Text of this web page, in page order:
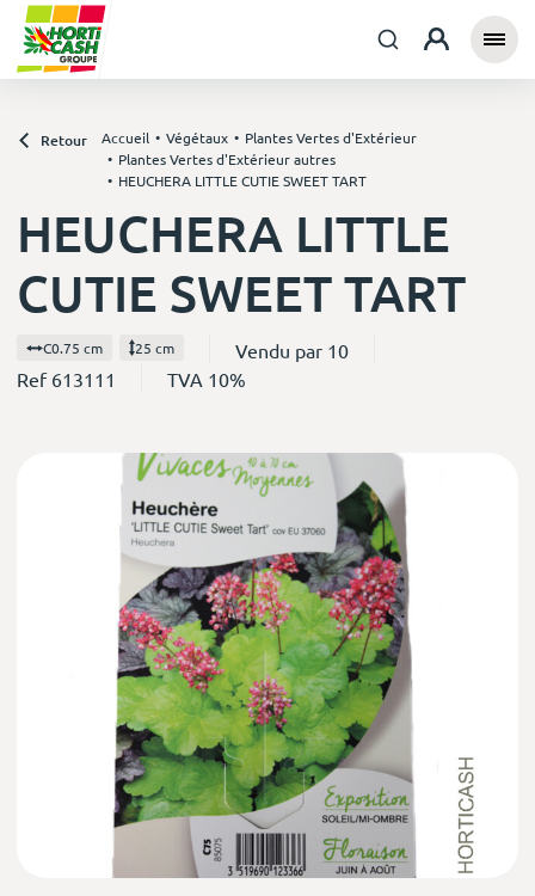
Retour Accueil Végétaux
Plantes Vertes d'Extérieur
Plantes Vertes d'Extérieur autres
HEUCHERA LITTLE CUTIE SWEET TART
HEUCHERA LITTLE
CUTIE SWEET TART
C0.75 cm 25 cm
Vendu par 10
Ref 613111
TVA 10%